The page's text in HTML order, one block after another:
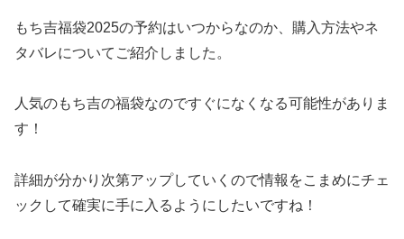
もち吉福袋2025の予約はいつからなのか、購入方法やネ
タバレについてご紹介しました。
人気のもち吉の福袋なのですぐになくなる可能性がありま
す！
詳細が分かり次第アップしていくので情報をこまめにチェ
ックして確実に手に入るようにしたいですね！